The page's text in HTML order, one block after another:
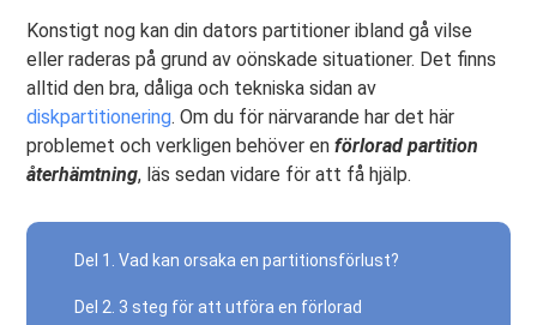
Konstigt nog kan din dators partitioner ibland gå vilse
eller raderas på grund av oönskade situationer. Det finns
alltid den bra, dåliga och tekniska sidan av
diskpartitionering. Om du för närvarande har det här
problemet och verkligen behöver enförlorad partition
återhämtning, läs sedan vidare för att få hjälp.
Del 1. Vad kan orsaka en partitionsförlust?
Del 2. 3 steg för att utföra en förlorad